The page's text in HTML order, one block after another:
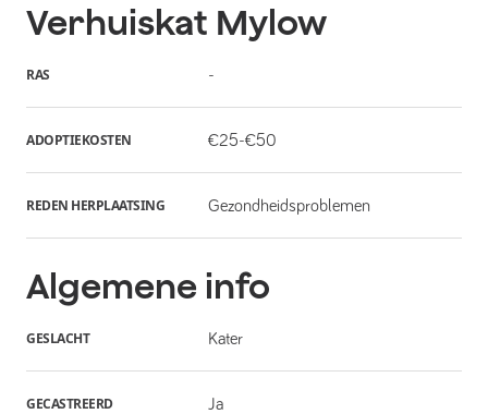
Verhuiskat Mylow
RAS -
ADOPTIEKOSTEN €25-€50
REDEN HERPLAATSING Gezondheidsproblemen
Algemene info
GESLACHT Kater
GECASTREERD Ja